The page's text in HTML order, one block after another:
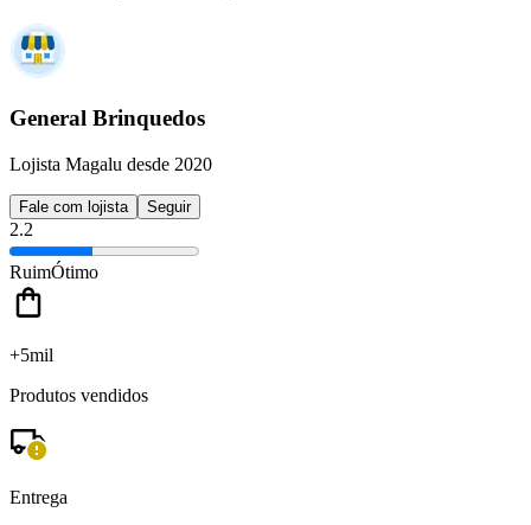
General Brinquedos
Lojista Magalu desde 2020
Fale com lojista Seguir
2.2
RuimÓtimo
+5mil
Produtos vendidos
Entrega